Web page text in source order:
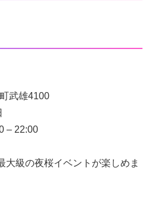
武雄4100
– 22:00
大級の夜桜イベントが楽しめま